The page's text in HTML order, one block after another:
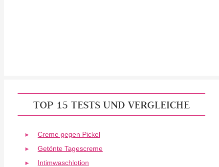
TOP 15 TESTS UND VERGLEICHE
Creme gegen Pickel
Getönte Tagescreme
Intimwaschlotion